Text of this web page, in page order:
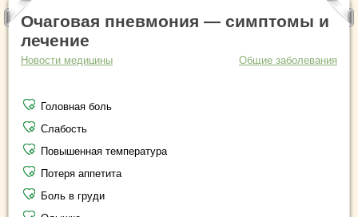
Очаговая пневмония — симптомы и
лечение
Новости медицины Общие заболевания
Головная боль
Слабость
Повышенная температура
Потеря аппетита
Боль в груди